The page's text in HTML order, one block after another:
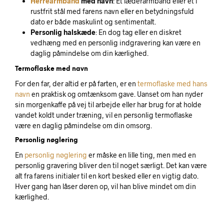
rustfrit stål med farens navn eller en betydningsfuld
dato er både maskulint og sentimentalt.
Personlig halskæde: En dog tag eller en diskret
vedhæng med en personlig indgravering kan være en
daglig påmindelse om din kærlighed.
Termoflaske med navn
For den far, der altid er på farten, er en termoflaske med hans
navn en praktisk og omtænksom gave. Uanset om han nyder
sin morgenkaffe på vej til arbejde eller har brug for at holde
vandet koldt under træning, vil en personlig termoflaske
være en daglig påmindelse om din omsorg.
Personlig nøglering
En personlig nøglering er måske en lille ting, men med en
personlig gravering bliver den til noget særligt. Det kan være
alt fra farens initialer til en kort besked eller en vigtig dato.
Hver gang han låser døren op, vil han blive mindet om din
kærlighed.